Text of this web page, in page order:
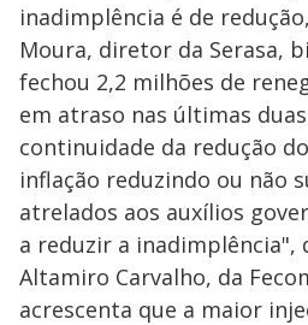
inadimplência é de
Moura, diretor da Serasa,
fechou 2,2 milhões de
em atraso nas últimas
continuidade da redução
inflação reduzindo ou não
atrelados aos auxílios
a reduzir a inadimplência",
Altamiro Carvalho, da
acrescenta que a maior